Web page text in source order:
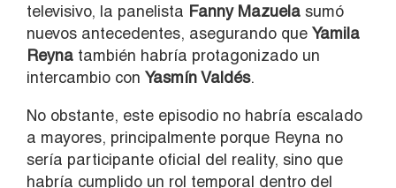
televisivo, la panelista Fanny Mazuela sumó
nuevos antecedentes, asegurando que Yamila
Reyna también habría protagonizado un
intercambio con Yasmín Valdés.
No obstante, este episodio no habría escalado
a mayores, principalmente porque Reyna no
sería participante oficial del reality, sino que
habría cumplido un rol temporal dentro del